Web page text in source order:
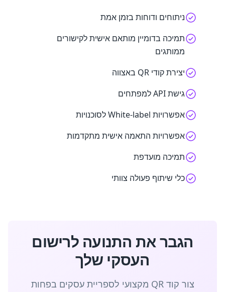
ניתוחים ודוחות בזמן אמת
תמיכה בדומיין מותאם אישית לקישורים
ממותגים
יצירת קודי QR באצווה
גישת API למפתחים
אפשרויות White-label לסוכנויות
אפשרויות התאמה אישית מתקדמות
תמיכה מועדפת
כלי שיתוף פעולה צוותי
הגבר את התנועה לרישום
העסקי שלך
צור קוד QR מקצועי לספריית עסקים בפחות